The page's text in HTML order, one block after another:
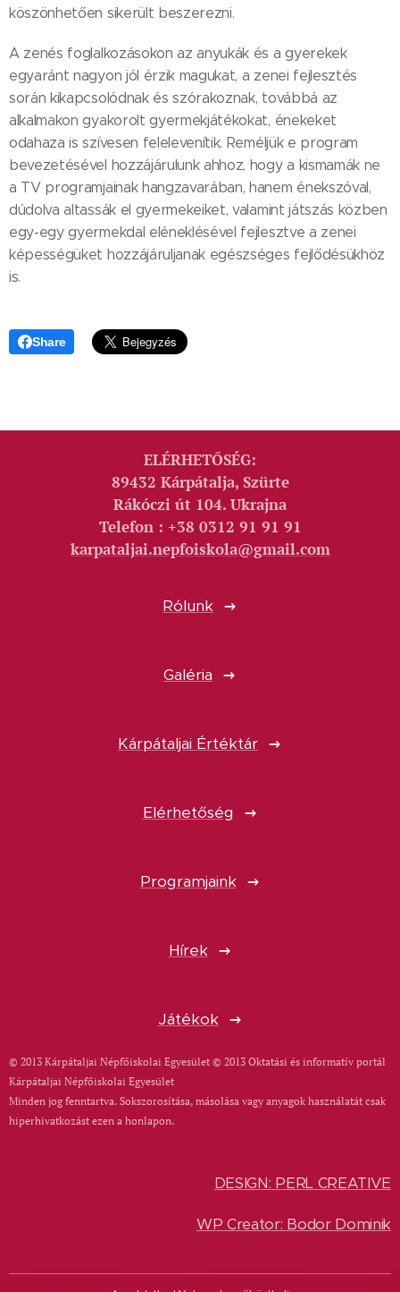
köszönhetően sikerült beszerezni.
A zenés foglalkozásokon az anyukák és a gyerekek
egyaránt nagyon jól érzik magukat, a zenei fejlesztés
során kikapcsolódnak és szórakoznak, továbbá az
alkalmakon gyakorolt gyermekjátékokat, énekeket
odahaza is szívesen felelevenítik. Reméljük e program
bevezetésével hozzájárulunk ahhoz, hogy a kismamák ne
a TV programjainak hangzavarában, hanem énekszóval,
dúdolva altassák el gyermekeiket, valamint játszás közben
egy-egy gyermekdal eléneklésével fejlesztve a zenei
képességüket hozzájáruljanak egészséges fejlődésükhöz
is.
Share
ELÉRHETŐSÉG:
89432 Kárpátalja, Szürte
Rákóczi út 104. Ukrajna
Telefon : +38 0312 91 91 91
karpataljai.nepfoiskola@gmail.com
Rólunk
Galéria
Kárpátaljai Értéktár
Elérhetőség
Programjaink
Hírek
Játékok
© 2013 Kárpátaljai Népfőiskolai Egyesület © 2013 Oktatási és informatív portál
Kárpátaljai Népfőiskolai Egyesület
Minden jog fenntartva. Sokszorosítása, másolása vagy anyagok használatát csak
hiperhivatkozást ezen a honlapon.
DESIGN: PERL CREATIVE
WP Creator: Bodor Dominik